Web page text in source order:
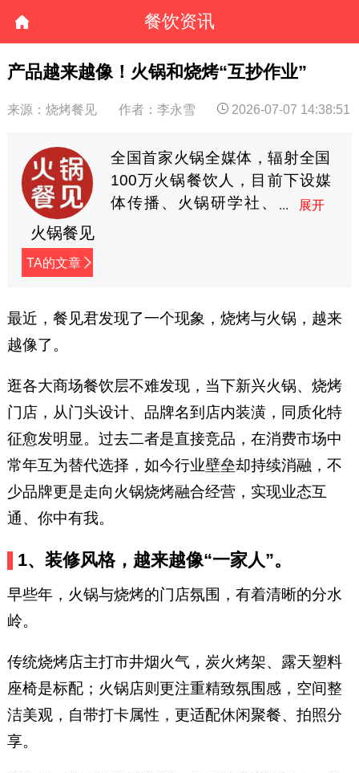
餐饮资讯
产品越来越像！火锅和烧烤“互抄作业”
来源：烧烤餐见 作者：李永雪 2026-07-07 14:38:51
火锅餐见
TA的文章
全国首家火锅全媒体，辐射全国
100万火锅餐饮人，目前下设媒
体传播、火锅研学社、
最近，餐见君发现了一个现象，烧烤与火锅，越来
越像了。
逛各大商场餐饮层不难发现，当下新兴火锅、烧烤
门店，从门头设计、品牌名到店内装潢，同质化特
征愈发明显。过去二者是直接竞品，在消费市场中
常年互为替代选择，如今行业壁垒却持续消融，不
少品牌更是走向火锅烧烤融合经营，实现业态互
通、你中有我。
1、装修风格，越来越像“一家人”。
早些年，火锅与烧烤的门店氛围，有着清晰的分水
岭。
传统烧烤店主打市井烟火气，炭火烤架、露天塑料
座椅是标配；火锅店则更注重精致氛围感，空间整
洁美观，自带打卡属性，更适配休闲聚餐、拍照分
享。